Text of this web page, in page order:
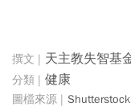
天主教失智基
健康
Shutterstock